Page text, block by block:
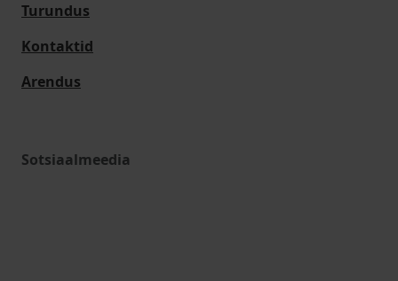
Turundus
Kontaktid
Arendus
Sotsiaalmeedia